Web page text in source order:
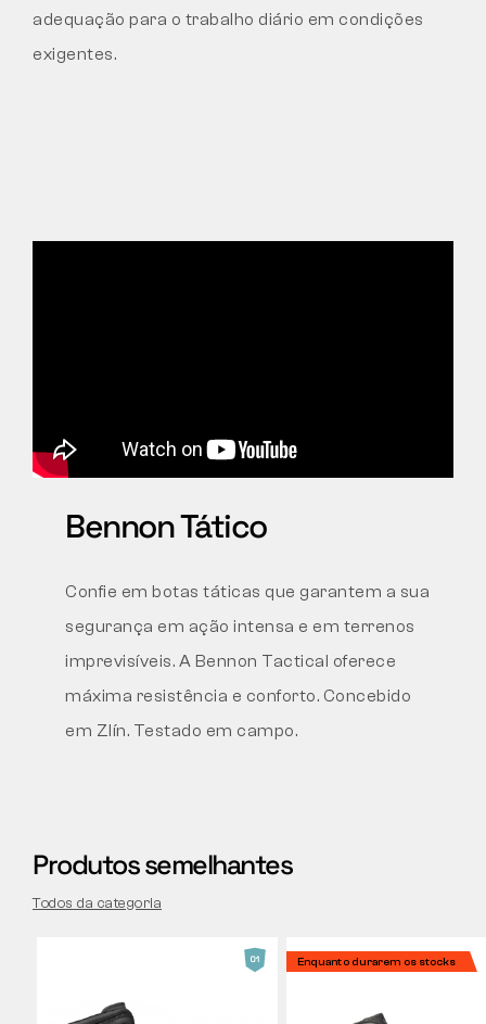
adequação para o trabalho diário em condições
exigentes.
Bennon Tático
Confie em botas táticas que garantem a sua
segurança em ação intensa e em terrenos
imprevisíveis. A Bennon Tactical oferece
máxima resistência e conforto. Concebido
em Zlín. Testado em campo.
Produtos semelhantes
Todos da categoria
Enquanto durarem os stocks